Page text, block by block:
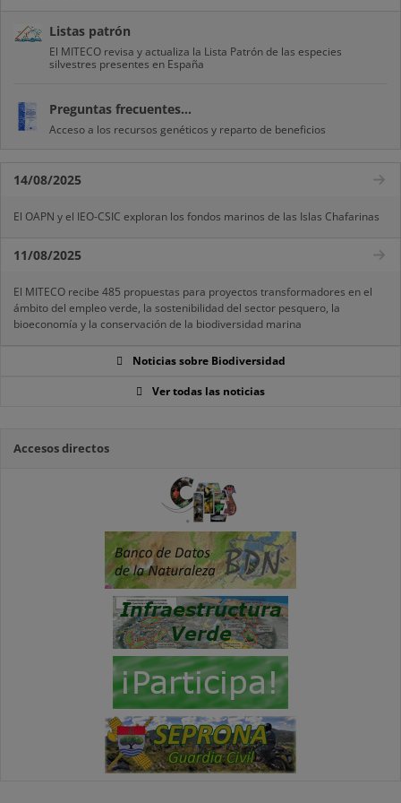
Listas patrón
El MITECO revisa y actualiza la Lista Patrón de las especies
silvestres presentes en España
Preguntas frecuentes...
Acceso a los recursos genéticos y reparto de beneficios
14/08/2025
El OAPN y el IEO-CSIC exploran los fondos marinos de las Islas Chafarinas
11/08/2025
El MITECO recibe 485 propuestas para proyectos transformadores en el
ámbito del empleo verde, la sostenibilidad del sector pesquero, la
bioeconomía y la conservación de la biodiversidad marina
Noticias sobre Biodiversidad
Ver todas las noticias
Accesos directos